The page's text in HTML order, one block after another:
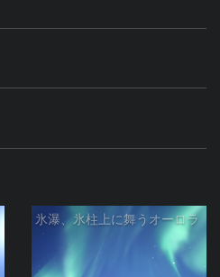
氷瀑、氷柱上に舞うオーロラ